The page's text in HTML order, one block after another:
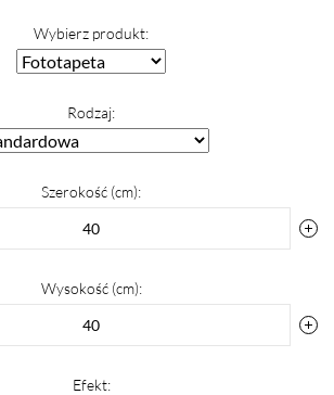
Wybierz produkt:
Rodzaj:
Szerokość (cm):
Wysokość (cm):
Efekt: